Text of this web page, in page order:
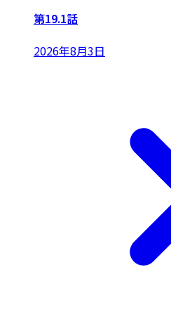
第19.1話
2026年8月3日